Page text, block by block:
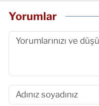
Yorumlar